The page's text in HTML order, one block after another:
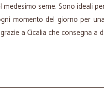
medesimo seme. Sono ideali
momento del giorno per
a Cicalia che consegna a